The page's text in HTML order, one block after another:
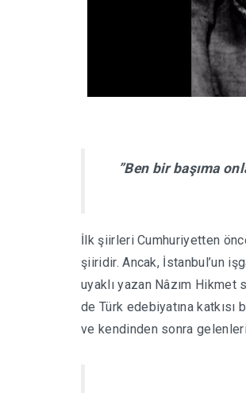
”Ben bir başıma
İlk şiirleri Cumhuriyetten
şiiridir. Ancak, İstanbul’un
uyaklı yazan Nâzım
de Türk edebiyatına katkısı
ve kendinden sonra